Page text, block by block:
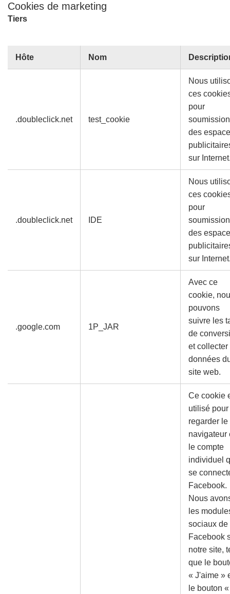
Cookies de marketing
Tiers
Hôte Nom
.doubleclick.net test_cookie
Nous
ces
pour
des
sur
.doubleclick.net IDE
Nous
ces
pour
des
sur
.google.com 1P_JAR
Avec ce
cookie,
pouvons
suivre les
de
et collecter
données
site web.
Ce cookie
utilisé pour
regarder le
navigateur
le compte
individuel
se
Facebook.
Nous
les
sociaux de
Facebook
notre site,
que le
« J'aime »
le bouton «